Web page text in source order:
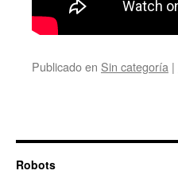
Publicado en Sin categoría |
Robots